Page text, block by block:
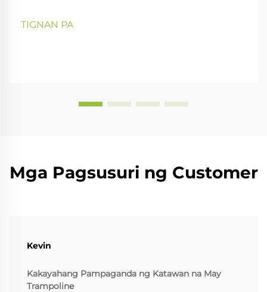
TIGNAN PA
Mga Pagsusuri ng Customer
Kevin
Kakayahang Pampaganda ng Katawan na May
Trampoline